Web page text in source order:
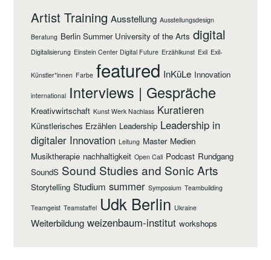
Artist Training Ausstellung Ausstellungsdesign
Beratung Berlin Summer University of the Arts digital
Digitalisierung Einstein Center Digital Future Erzählkunst Exil Exil-
Künstler*innen Farbe featured InKüLe Innovation
international Interviews | Gespräche
Kreativwirtschaft Kunst Werk Nachlass Kuratieren
Künstlerisches Erzählen Leadership Leadership in
digitaler Innovation Leitung Master Medien
Musiktherapie nachhaltigkeit Open Call Podcast Rundgang
SoundS Sound Studies and Sonic Arts
Storytelling Studium summer Symposium Teambuilding
Teamgeist Teamstaffel Udk Berlin Ukraine
Weiterbildung weizenbaum-institut workshops